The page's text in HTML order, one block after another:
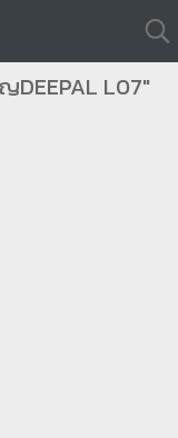
DEEPAL L07"